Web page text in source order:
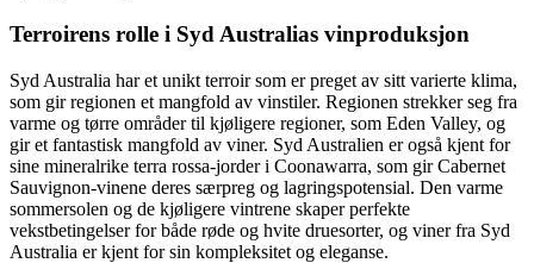
Terroirens rolle i Syd Australias vinproduksjon
Syd Australia har et unikt terroir som er preget av sitt varierte klima,
som gir regionen et mangfold av vinstiler. Regionen strekker seg fra
varme og tørre områder til kjøligere regioner, som Eden Valley, og
gir et fantastisk mangfold av viner. Syd Australien er også kjent for
sine mineralrike terra rossa-jorder i Coonawarra, som gir Cabernet
Sauvignon-vinene deres særpreg og lagringspotensial. Den varme
sommersolen og de kjøligere vintrene skaper perfekte
vekstbetingelser for både røde og hvite druesorter, og viner fra Syd
Australia er kjent for sin kompleksitet og eleganse.